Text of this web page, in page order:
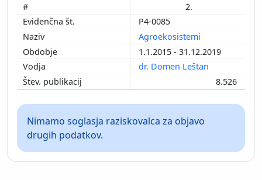
2.
P4-0085
Agroekosistemi
1.1.2015 - 31.12.2019
dr. Domen Leštan
8.526
Nimamo soglasja raziskovalca za objavo
drugih podatkov.